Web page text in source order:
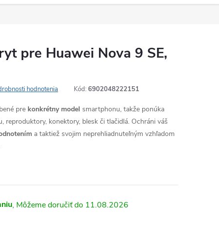
pre Huawei Nova 9 SE,
hodnotenia Kód: 6902048222151
pre konkrétny model smartphonu, takže ponúka
reproduktory, konektory, blesk či tlačidlá. Ochráni váš
a taktiež svojim neprehliadnuteľným vzhľadom
11.08.2026